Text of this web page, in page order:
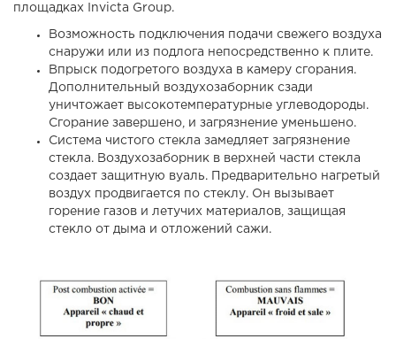
площадках Invicta Group.
Возможность подключения подачи свежего воздуха
снаружи или из подлога непосредственно к плите.
Впрыск подогретого воздуха в камеру сгорания.
Дополнительный воздухозаборник сзади
уничтожает высокотемпературные углеводороды.
Сгорание завершено, и загрязнение уменьшено.
Система чистого стекла замедляет загрязнение
стекла. Воздухозаборник в верхней части стекла
создает защитную вуаль. Предварительно нагретый
воздух продвигается по стеклу. Он вызывает
горение газов и летучих материалов, защищая
стекло от дыма и отложений сажи.